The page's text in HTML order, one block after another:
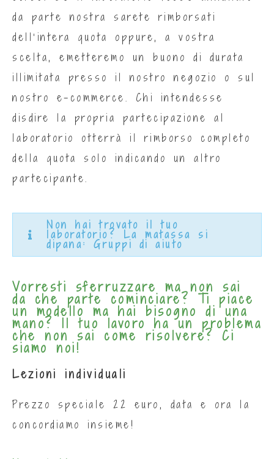
da parte nostra sarete rimborsati
dell’intera quota oppure, a vostra
scelta, emetteremo un buono di durata
illimitata presso il nostro negozio o sul
nostro e-commerce. Chi intendesse
disdire la propria partecipazione al
laboratorio otterrà il rimborso completo
della quota solo indicando un altro
partecipante.
Non hai trovato il tuo
laboratorio? La matassa si
dipana: Gruppi di aiuto
Vorresti sferruzzare ma non sai
da che parte cominciare? Ti piace
un modello ma hai bisogno di una
mano? Il tuo lavoro ha un problema
che non sai come risolvere? Ci
siamo noi!
Lezioni individuali
Prezzo speciale 22 euro, data e ora la
concordiamo insieme!